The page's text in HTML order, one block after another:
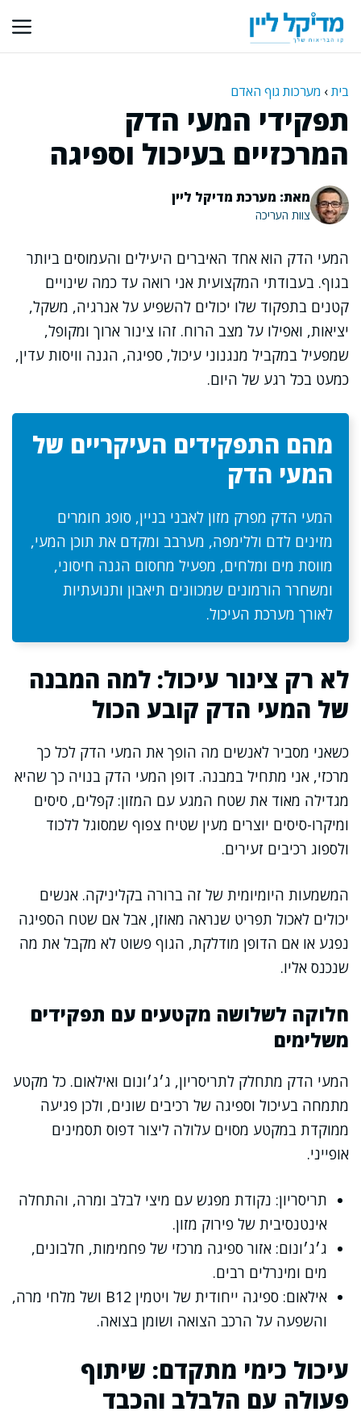
לתוכן
בית› מערכות גוף האדם
תפקידי המעי הדק
המרכזיים בעיכול וספיגה
מאת: מערכת מדיקל ליין
צוות העריכה
המעי הדק הוא אחד האיברים היעילים והעמוסים ביותר
בגוף. בעבודתי המקצועית אני רואה עד כמה שינויים
קטנים בתפקוד שלו יכולים להשפיע על אנרגיה, משקל,
יציאות, ואפילו על מצב הרוח. זהו צינור ארוך ומקופל,
שמפעיל במקביל מנגנוני עיכול, ספיגה, הגנה וויסות עדין,
כמעט בכל רגע של היום.
מהם התפקידים העיקריים של
המעי הדק
המעי הדק מפרק מזון לאבני בניין, סופג חומרים
מזינים לדם וללימפה, מערבב ומקדם את תוכן המעי,
מווסת מים ומלחים, מפעיל מחסום הגנה חיסוני,
ומשחרר הורמונים שמכוונים תיאבון ותנועתיות
לאורך מערכת העיכול.
לא רק צינור עיכול: למה המבנה
של המעי הדק קובע הכול
כשאני מסביר לאנשים מה הופך את המעי הדק לכל כך
מרכזי, אני מתחיל במבנה. דופן המעי הדק בנויה כך שהיא
מגדילה מאוד את שטח המגע עם המזון: קפלים, סיסים
ומיקרו-סיסים יוצרים מעין שטיח צפוף שמסוגל ללכוד
ולספוג רכיבים זעירים.
המשמעות היומיומית של זה ברורה בקליניקה. אנשים
יכולים לאכול תפריט שנראה מאוזן, אבל אם שטח הספיגה
נפגע או אם הדופן מודלקת, הגוף פשוט לא מקבל את מה
שנכנס אליו.
חלוקה לשלושה מקטעים עם תפקידים
משלימים
המעי הדק מתחלק לתריסריון, ג׳ג׳ונום ואילאום. כל מקטע
מתמחה בעיכול וספיגה של רכיבים שונים, ולכן פגיעה
ממוקדת במקטע מסוים עלולה ליצור דפוס תסמינים
אופייני.
תריסריון: נקודת מפגש עם מיצי לבלב ומרה, והתחלה
אינטנסיבית של פירוק מזון.
ג׳ג׳ונום: אזור ספיגה מרכזי של פחמימות, חלבונים,
מים ומינרלים רבים.
אילאום: ספיגה ייחודית של ויטמין B12 ושל מלחי מרה,
והשפעה על הרכב הצואה ושומן בצואה.
עיכול כימי מתקדם: שיתוף
פעולה עם הלבלב והכבד